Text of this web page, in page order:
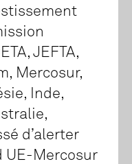
JEFTA,
Mercosur,
Inde,
d’alerter
UE-Mercosur